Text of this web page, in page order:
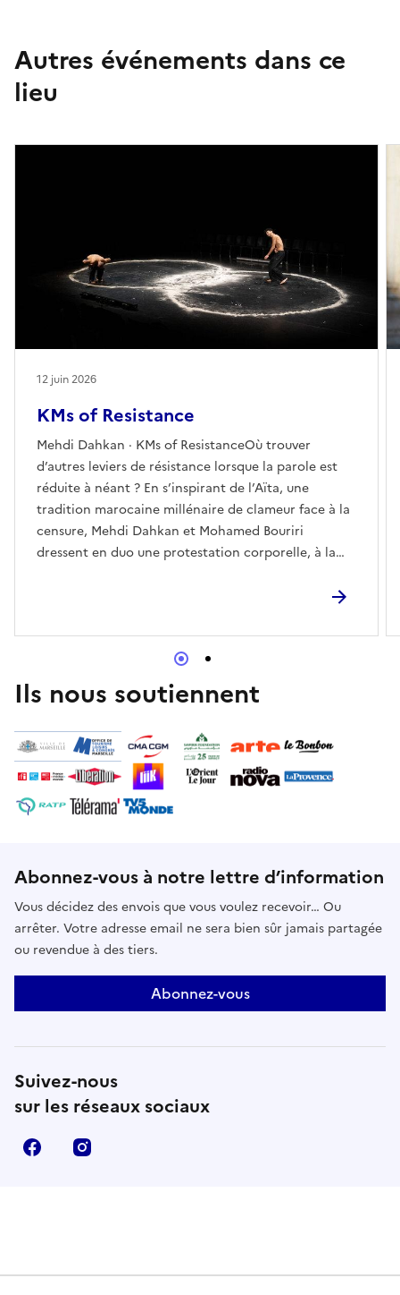
Autres événements dans ce
lieu
KMs of Resistance
Mehdi Dahkan · KMs of ResistanceOù trouver
d’autres leviers de résistance lorsque la parole est
réduite à néant ? En s’inspirant de l’Aïta, une
tradition marocaine millénaire de clameur face à la
censure, Mehdi Dahkan et Mohamed Bouriri
dressent en duo une protestation corporelle, à la
12 juin 2026
Ils nous soutiennent
Abonnez-vous à notre lettre d’information
Vous décidez des envois que vous voulez recevoir… Ou
arrêter. Votre adresse email ne sera bien sûr jamais partagée
ou revendue à des tiers.
Abonnez-vous
Suivez-nous
sur les réseaux sociaux
Facebook